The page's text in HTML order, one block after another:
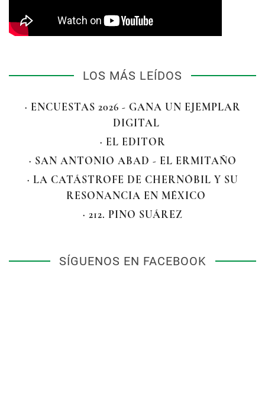
LOS MÁS LEÍDOS
· ENCUESTAS 2026 - GANA UN EJEMPLAR
DIGITAL
· EL EDITOR
· SAN ANTONIO ABAD - EL ERMITAÑO
· LA CATÁSTROFE DE CHERNÓBIL Y SU
RESONANCIA EN MÉXICO
· 212. PINO SUÁREZ
SÍGUENOS EN FACEBOOK